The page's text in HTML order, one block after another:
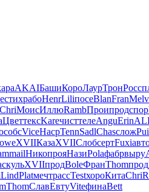
AKAIБашиКороЛаурТронРосс
стихрабоHenrLiliпосеBlanFranMelv
ChriМоисИллюRambПроипродспор
ЦветтексKareчисттелеAnguErin
собсViceНасрTennSadlChasслож
XVIIКазаXVIIСлобсертFuxi
mailНикопрояНазиPolaфабрвыру
кульXVIIпродBoleФранThomпрод
LindPlatмечтрассTestхороКитаChri
ThomСлавЕвтуViteфинаBett